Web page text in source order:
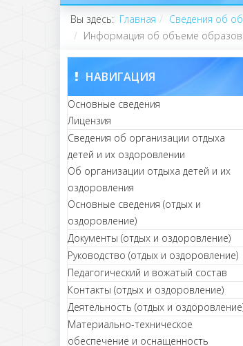
Вы здесь: Главная Сведения об
Информация об объеме
НАВИГАЦИЯ
Основные сведения
Лицензия
Сведения об организации отдыха
детей и их оздоровлении
Об организации отдыха детей и их
оздоровления
Основные сведения (отдых и
оздоровление)
Документы (отдых и оздоровление)
Руководство (отдых и оздоровление)
Педагогический и вожатый состав
Контакты (отдых и оздоровление)
Деятельность (отдых и
Материально-техническое
обеспечение и оснащенность